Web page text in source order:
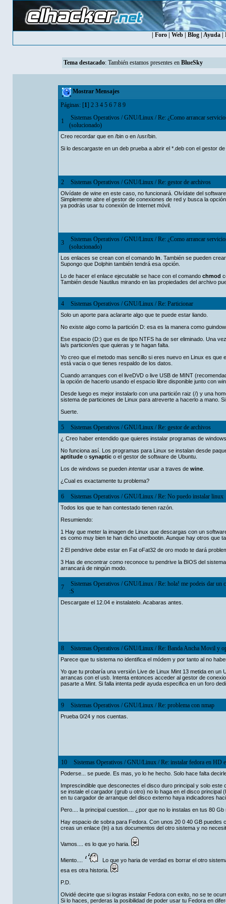
Foro Web Blog Ayuda
Tema destacado: También estamos presentes en BlueSky
Mostrar Mensajes
Páginas: [1] 2 3 4 5 6 7 8 9
1 Sistemas Operativos/GNU/Linux/Re: ¿Como arrancar
(solucionado)
Creo recordar que en /bin o en /usr/bin.
Si lo descargaste en un deb prueba a abrir el *.deb con el gestor
2 Sistemas Operativos/GNU/Linux/Re: gestor de archivos
Olvídate de wine en este caso, no funcionará. Olvídate del
Simplemente abre el gestor de conexiones de red y busca la
ya podrás usar tu conexión de Internet móvil.
3 Sistemas Operativos/GNU/Linux/Re: ¿Como arrancar
(solucionado)
Los enlaces se crean con el comando ln. También se pueden
Supongo que Dolphin también tendrá esa opción.
Lo de hacer el enlace ejecutable se hace con el comando chmod
También desde Nautilus mirando en las propiedades del archivo
4 Sistemas Operativos/GNU/Linux/Re: Particionar
Solo un aporte para aclararte algo que te puede estar liando.
No existe algo como la partición D: esa es la manera como
Ese espacio (D:) que es de tipo NTFS ha de ser eliminado. Una
la/s particion/es que quieras y te hagan falta.
Yo creo que el metodo mas sencillo si eres nuevo en Linux es
está vacia o que tienes respaldo de los datos.
Cuando arranques con el liveDVD o live USB de MINT
la opción de hacerlo usando el espacio libre disponible junto con
Desde luego es mejor instalarlo con una partición raiz (/) y una
sistema de particiones de Linux para atreverte a hacerlo a mano.
Suerte.
5 Sistemas Operativos/GNU/Linux/Re: gestor de archivos
¿ Creo haber entendido que quieres instalar programas de
No funciona así. Los programas para Linux se instalan desde
aptitudeo synaptico el gestor de software de Ubuntu.
Los de windows se pueden intentarusar a traves de wine.
¿Cual es exactamente tu problema?
6 Sistemas Operativos/GNU/Linux/Re: No puedo instalar linux
Todos los que te han contestado tienen razón.
Resumiendo:
1 Hay que meter la imagen de Linux que descargas con un
es como muy bien te han dicho unetbootin. Aunque hay otros que
2 El pendrive debe estar en Fat oFat32 de oro modo te dará
3 Has de encontrar como reconoce tu pendrive la BIOS del
arrancará de ningún modo.
7 Sistemas Operativos/GNU/Linux/Re: hola! me podeis dar un
:S
Descargate el 12.04 e instalatelo. Acabaras antes.
8 Sistemas Operativos/GNU/Linux/Re: Banda Ancha Movil y
Parece que tu sistema no identifica el módem y por tanto al no
Yo que tu probaría una versión Live de Linux Mint 13 metida en
arrancas con el usb. Intenta entonces acceder al gestor de
pasarte a Mint. Si falla intenta pedir ayuda especifica en un foro
9 Sistemas Operativos/GNU/Linux/Re: problema con nmap
Prueba 0/24 y nos cuentas.
10 Sistemas Operativos/GNU/Linux/Re: instalar fedora en HD
Poderse... se puede. Es mas, yo lo he hecho. Solo hace falta
Imprescindible que desconectes el disco duro principal y solo
se instale el cargador (grub u otro) no lo haga en el disco
en tu cargador de arranque del disco externo haya indicadores
Pero.... la principal cuestion.... ¿por que no lo instalas en tus 80 Gb
Hay espacio de sobra para Fedora. Con unos 20 0 40 GB
creas un enlace (ln) a tus documentos del otro sistema y no
Vamos.... es lo que yo haria.
Miento....
Lo que yo haria de verdad es borrar el otro
esa es otra historia.
P.D.
Olvidé decirte que si logras instalar Fedora con exito, no se te
Si lo haces, perderas la posibilidad de poder usar tu Fedora en